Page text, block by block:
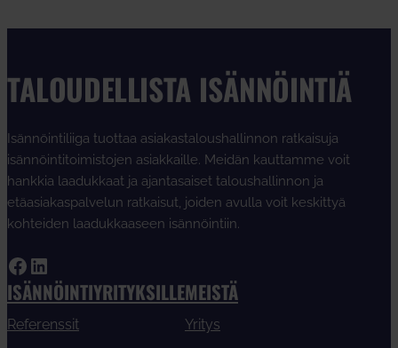
TALOUDELLISTA ISÄNNÖINTIÄ
Isännöintiliiga tuottaa asiakastaloushallinnon ratkaisuja
isännöintitoimistojen asiakkaille. Meidän kauttamme voit
hankkia laadukkaat ja ajantasaiset taloushallinnon ja
etäasiakaspalvelun ratkaisut, joiden avulla voit keskittyä
kohteiden laadukkaaseen isännöintiin.
Facebook LinkedIn
ISÄNNÖINTIYRITYKSILLE
Referenssit
MEISTÄ
Yritys